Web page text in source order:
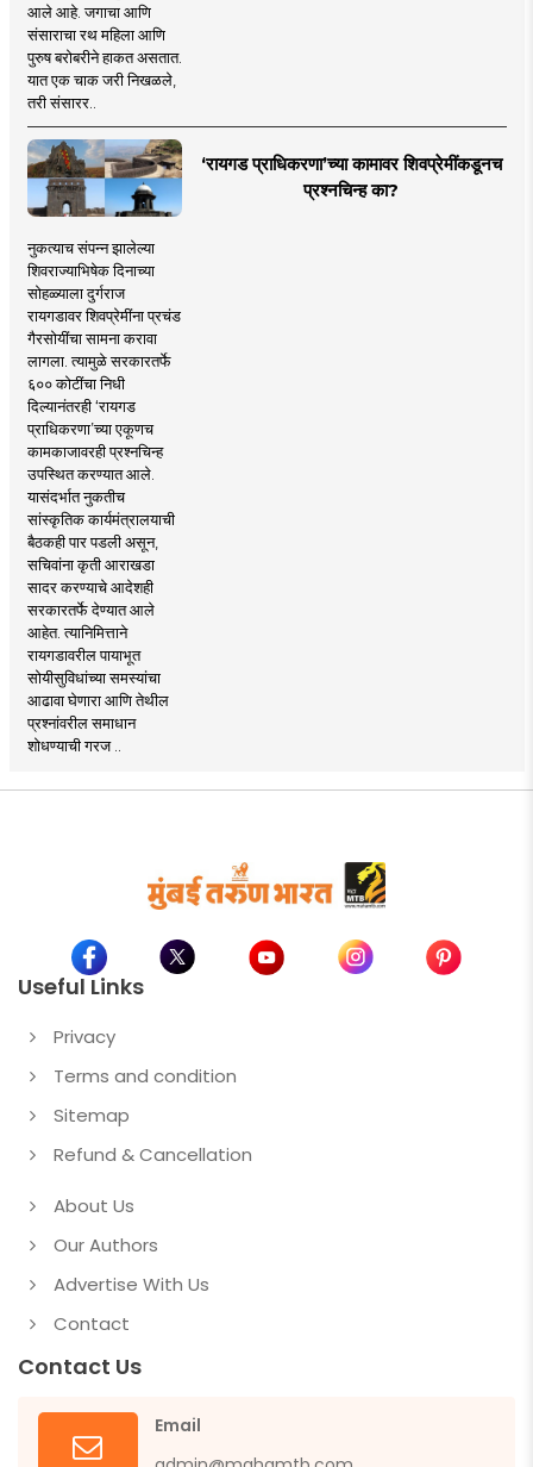
आले आहे. जगाचा आणि
संसाराचा रथ महिला आणि
पुरुष बरोबरीने हाकत असतात.
यात एक चाक जरी निखळले,
तरी संसारर..
‘रायगड प्राधिकरणा’च्या कामावर शिवप्रेमींकडूनच
प्रश्नचिन्ह का?
नुकत्याच संपन्न झालेल्या
शिवराज्याभिषेक दिनाच्या
सोहळ्याला दुर्गराज
रायगडावर शिवप्रेमींना प्रचंड
गैरसोयींचा सामना करावा
लागला. त्यामुळे सरकारतर्फे
६०० कोटींचा निधी
दिल्यानंतरही ‘रायगड
प्राधिकरणा’च्या एकूणच
कामकाजावरही प्रश्नचिन्ह
उपस्थित करण्यात आले.
यासंदर्भात नुकतीच
सांस्कृतिक कार्यमंत्रालयाची
बैठकही पार पडली असून,
सचिवांना कृती आराखडा
सादर करण्याचे आदेशही
सरकारतर्फे देण्यात आले
आहेत. त्यानिमित्ताने
रायगडावरील पायाभूत
सोयीसुविधांच्या समस्यांचा
आढावा घेणारा आणि तेथील
प्रश्नांवरील समाधान
शोधण्याची गरज ..
Useful Links
Privacy
Terms and condition
Sitemap
Refund & Cancellation
About Us
Our Authors
Advertise With Us
Contact
Contact Us
Email